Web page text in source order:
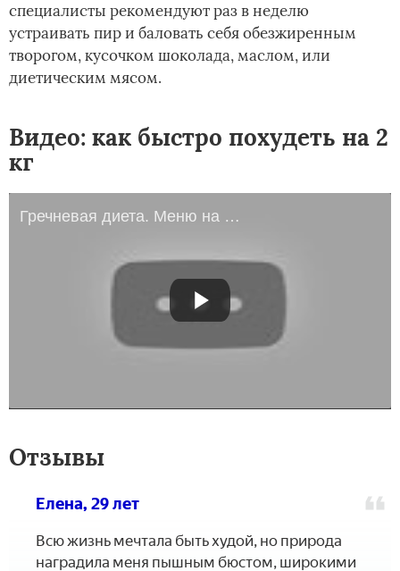
специалисты рекомендуют раз в неделю
устраивать пир и баловать себя обезжиренным
творогом, кусочком шоколада, маслом, или
диетическим мясом.
Видео: как быстро похудеть на 2
кг
Гречневая диета. Меню на день для диеты на гречке
Отзывы
Елена, 29 лет
Всю жизнь мечтала быть худой, но природа
наградила меня пышным бюстом, широкими